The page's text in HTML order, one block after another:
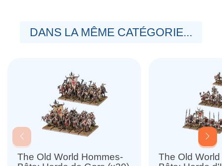
DANS LA MÊME CATÉGORIE...
The Old World Hommes-
The Old